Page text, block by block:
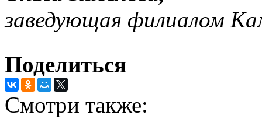
заведующая филиалом
Поделиться
Смотри также: